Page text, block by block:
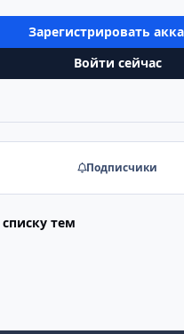
Зарегистрировать
Войти сейчас
Подписчики
тем